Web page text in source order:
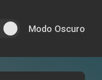
Modo Oscuro